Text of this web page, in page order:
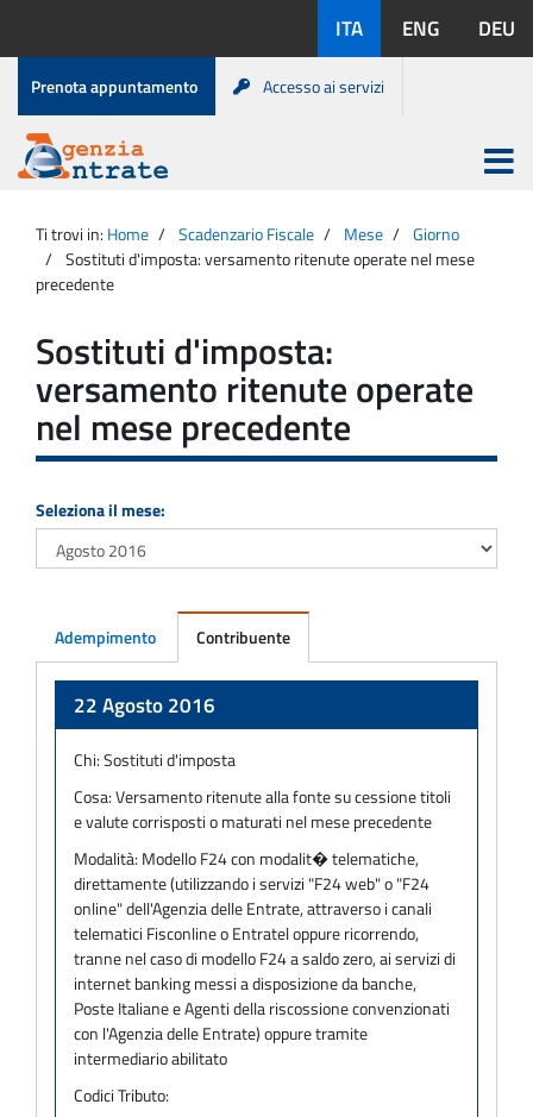
contenuto
disponibili:
ITA ENG DEU
Menu
di
servizio
Prenota appuntamento Accesso ai servizi
Agenzia
Entrate
Apri
menu
principale
Ti trovi in: Home Scadenzario Fiscale Mese
Giorno
Sostituti d'imposta: versamento ritenute operate nel mese
precedente
Sostituti d'imposta:
versamento ritenute operate
nel mese precedente
Seleziona il mese:
Adempimento Contribuente
22 Agosto 2016
Chi:Sostituti d'imposta
Cosa:Versamento ritenute alla fonte su cessione titoli
e valute corrisposti o maturati nel mese precedente
Modalità: Modello F24 con modalit� telematiche,
direttamente (utilizzando i servizi "F24 web" o "F24
online" dell'Agenzia delle Entrate, attraverso i canali
telematici Fisconline o Entratel oppure ricorrendo,
tranne nel caso di modello F24 a saldo zero, ai servizi di
internet banking messi a disposizione da banche,
Poste Italiane e Agenti della riscossione convenzionati
con l'Agenzia delle Entrate) oppure tramite
intermediario abilitato
Codici Tributo: